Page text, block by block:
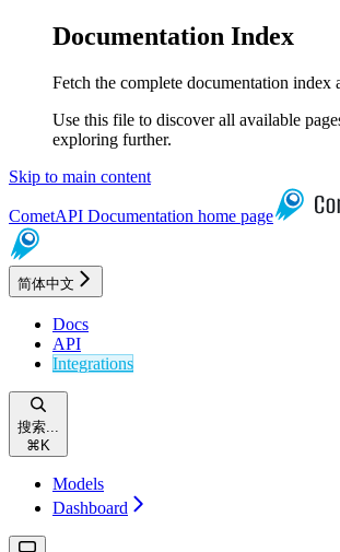
Documentation Index
Fetch the complete documentation index
Use this file to discover all available
exploring further.
Skip to main content
CometAPI Documentation home page
简体中文
Docs
API
Integrations
搜索...
⌘ K
Models
Dashboard